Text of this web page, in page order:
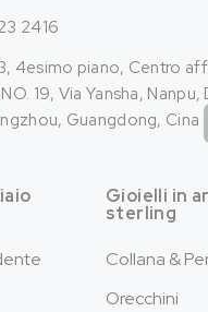
2416
4esimo piano, Centro
19, Via Yansha,
Guangdong, Cina
Gioielli in
sterling
Collana &
Orecchini